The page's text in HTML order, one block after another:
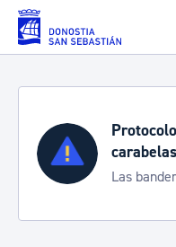
Saltar al contenido
carabelas
Las